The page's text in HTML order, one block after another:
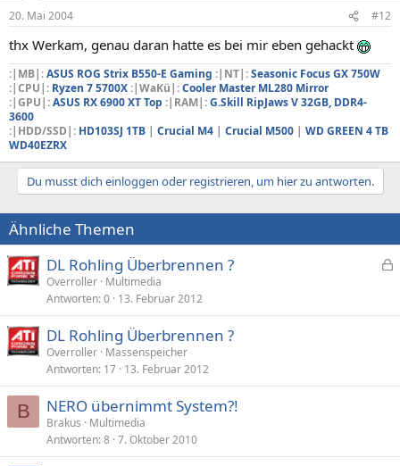
20. Mai 2004 #12
thx Werkam, genau daran hatte es bei mir eben gehackt
:|MB| :ASUS ROG Strix B550-E Gaming :|NT|:Seasonic Focus GX 750W
:|CPU|: Ryzen 7 5700X :|WaKü|:Cooler Master ML280 Mirror
:|GPU|:ASUS RX 6900 XT Top :|RAM|:G.Skill RipJaws V 32GB, DDR4-
3600
:|HDD/SSD|: HD103SJ 1TB | Crucial M4 | Crucial M500 | WD GREEN 4 TB
WD40EZRX
Du musst dich einloggen oder registrieren, um hier zu antworten.
Ähnliche Themen
p
DL Rohling Überbrennen ?
Overroller Multimedia
Antworten 0 13. Februar 2012
DL Rohling Überbrennen ?
Overroller Massenspeicher
Antworten 17 13. Februar 2012
B NERO übernimmt System?!
Brakus
Multimedia
Antworten 8 7. Oktober 2010